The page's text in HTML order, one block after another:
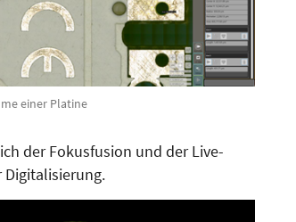
einer Platine
der Fo­kus­fusion und der Live-